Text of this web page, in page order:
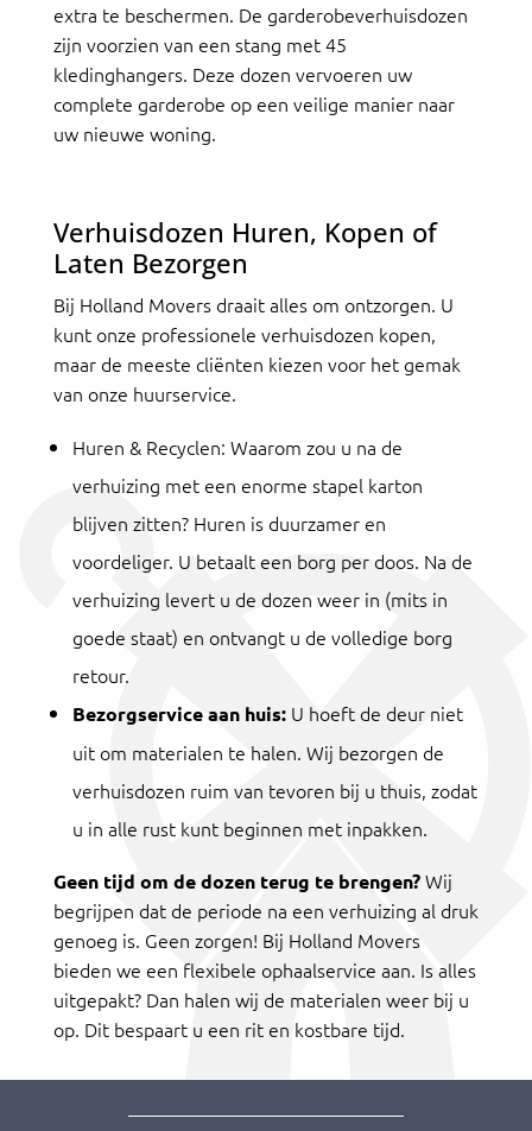
extra te beschermen. De garderobeverhuisdozen
zijn voorzien van een stang met 45
kledinghangers. Deze dozen vervoeren uw
complete garderobe op een veilige manier naar
uw nieuwe woning.
Verhuisdozen Huren, Kopen of
Laten Bezorgen
Bij Holland Movers draait alles om ontzorgen. U
kunt onze professionele verhuisdozen kopen,
maar de meeste cliënten kiezen voor het gemak
van onze huurservice.
Huren & Recyclen: Waarom zou u na de
verhuizing met een enorme stapel karton
blijven zitten? Huren is duurzamer en
voordeliger. U betaalt een borg per doos. Na de
verhuizing levert u de dozen weer in (mits in
goede staat) en ontvangt u de volledige borg
retour.
Bezorgservice aan huis:U hoeft de deur niet
uit om materialen te halen. Wij bezorgen de
verhuisdozen ruim van tevoren bij u thuis, zodat
u in alle rust kunt beginnen met inpakken.
Geen tijd om de dozen terug te brengen?Wij
begrijpen dat de periode na een verhuizing al druk
genoeg is. Geen zorgen! Bij Holland Movers
bieden we een flexibele ophaalservice aan. Is alles
uitgepakt? Dan halen wij de materialen weer bij u
op. Dit bespaart u een rit en kostbare tijd.